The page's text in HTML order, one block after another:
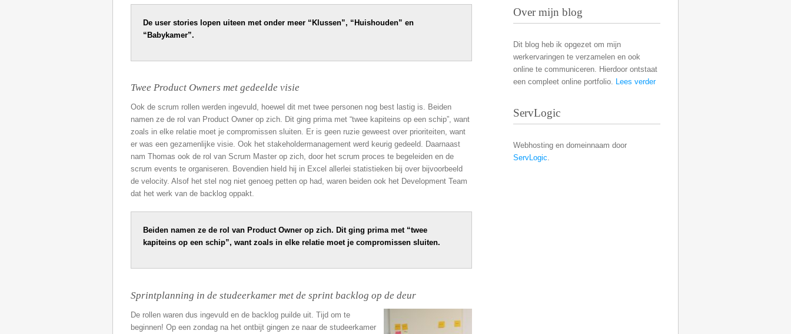
De user stories lopen uiteen met onder meer “Klussen”, “Huishouden” en
“Babykamer”.
Twee Product Owners met gedeelde visie
Ook de scrum rollen werden ingevuld, hoewel dit met twee personen nog best lastig is. Beiden
namen ze de rol van Product Owner op zich. Dit ging prima met “twee kapiteins op een schip”, want
zoals in elke relatie moet je compromissen sluiten. Er is geen ruzie geweest over prioriteiten, want
er was een gezamenlijke visie. Ook het stakeholdermanagement werd keurig gedeeld. Daarnaast
nam Thomas ook de rol van Scrum Master op zich, door het scrum proces te begeleiden en de
scrum events te organiseren. Bovendien hield hij in Excel allerlei statistieken bij over bijvoorbeeld
de velocity. Alsof het stel nog niet genoeg petten op had, waren beiden ook het Development Team
dat het werk van de backlog oppakt.
Beiden namen ze de rol van Product Owner op zich. Dit ging prima met “twee
kapiteins op een schip”, want zoals in elke relatie moet je compromissen sluiten.
Sprintplanning in de studeerkamer met de sprint backlog op de deur
De rollen waren dus ingevuld en de backlog puilde uit. Tijd om te
beginnen! Op een zondag na het ontbijt gingen ze naar de studeerkamer
Over mijn blog
Dit blog heb ik opgezet om mijn
werkervaringen te verzamelen en ook
online te communiceren. Hierdoor ontstaat
een compleet online portfolio. Lees verder
ServLogic
Webhosting en domeinnaam door
ServLogic.